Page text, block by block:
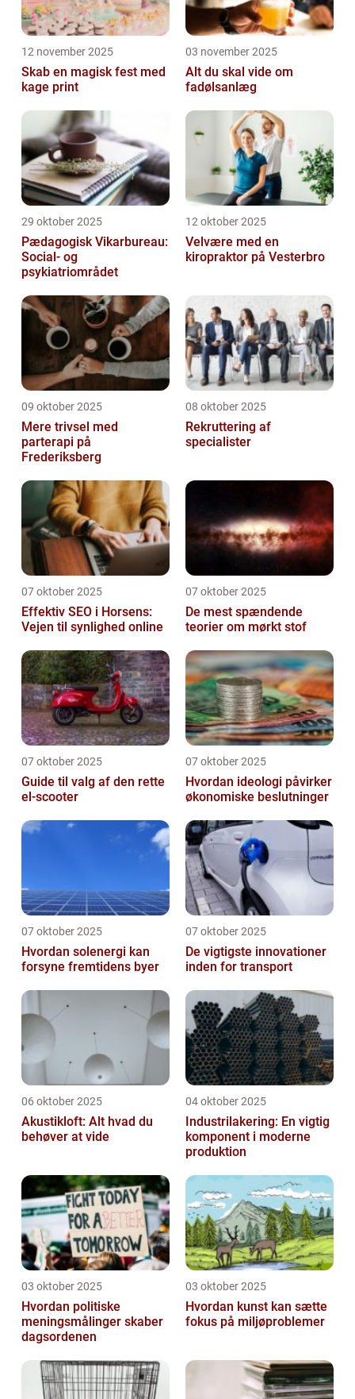
12 november 2025
Skab en magisk fest med
kage print
03 november 2025
Alt du skal vide om
fadølsanlæg
29 oktober 2025
Pædagogisk Vikarbureau:
Social- og
psykiatriområdet
12 oktober 2025
Velvære med en
kiropraktor på Vesterbro
09 oktober 2025
Mere trivsel med
parterapi på
Frederiksberg
08 oktober 2025
Rekruttering af
specialister
07 oktober 2025
Effektiv SEO i Horsens:
Vejen til synlighed online
07 oktober 2025
De mest spændende
teorier om mørkt stof
07 oktober 2025
Guide til valg af den rette
el-scooter
07 oktober 2025
Hvordan ideologi påvirker
økonomiske beslutninger
07 oktober 2025
Hvordan solenergi kan
forsyne fremtidens byer
07 oktober 2025
De vigtigste innovationer
inden for transport
06 oktober 2025
Akustikloft: Alt hvad du
behøver at vide
04 oktober 2025
Industrilakering: En vigtig
komponent i moderne
produktion
03 oktober 2025
Hvordan politiske
meningsmålinger skaber
dagsordenen
03 oktober 2025
Hvordan kunst kan sætte
fokus på miljøproblemer